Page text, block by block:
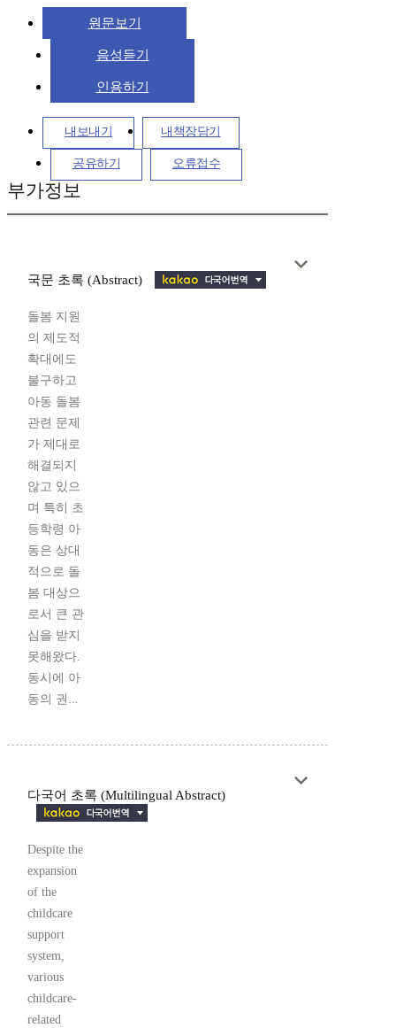
원문보기
음성듣기
인용하기
내보내기 내책장담기
공유하기 오류접수
부가정보
국문 초록 (Abstract)
돌봄 지원
의 제도적
확대에도
불구하고
아동 돌봄
관련 문제
가 제대로
해결되지
않고 있으
며 특히 초
등학령 아
동은 상대
적으로 돌
봄 대상으
로서 큰 관
심을 받지
못해왔다.
동시에 아
동의 권...
다국어 초록 (Multilingual Abstract)
Despite the
expansion
of the
childcare
support
system,
various
childcare-
related